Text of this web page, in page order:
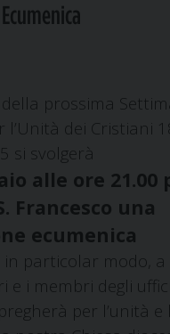
prossima
l’Unità dei Cristiani
si svolgerà
alle ore 21.00
Francesco una
ecumenica
in particolar modo,
e i membri degli
per l’unità